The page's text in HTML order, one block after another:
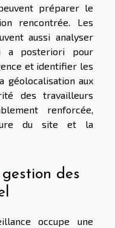
préparer le
rencontrée. Les
aussi analyser
a posteriori pour
et identifier les
géolocalisation aux
des travailleurs
renforcée,
du site et la
des
occupe une